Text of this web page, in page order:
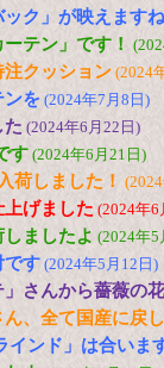
ク」が映えますね
テン」です！
クッション (2024
ンを (2024年7月8日)
た (2024年6月22日)
す (2024年6月21日)
荷しました！
げました (2024年6
ましたよ (2024年5
です (2024年5月12日)
さんから薔薇の
、全て国産に戻
インド」は合いま